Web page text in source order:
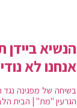
הנשיא
אנחנו לא
בשיחה של מפגינה נגד
הגרעין "מת" | הבית